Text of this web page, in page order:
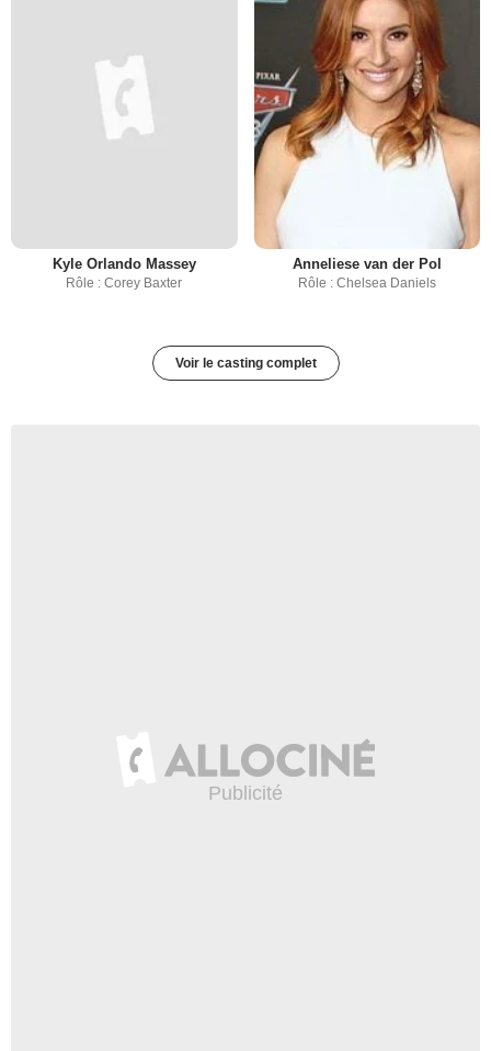
Kyle Orlando Massey
Rôle : Corey Baxter
Anneliese van der Pol
Rôle : Chelsea Daniels
Voir le casting complet